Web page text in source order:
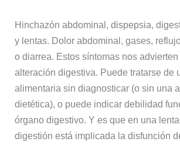
Hinchazón abdominal, dispepsia,
y lentas. Dolor abdominal, gases,
o diarrea. Estos síntomas nos
alteración digestiva. Puede tratarse de
alimentaria sin diagnosticar (o sin una
dietética), o puede indicar debilidad
órgano digestivo. Y es que en una
digestión está implicada la disfunción